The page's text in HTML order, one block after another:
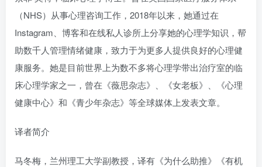
（NHS）从事心理咨询工作，2018年以来，她通过在
Instagram、博客和在线私人诊所上分享她的心理学知识，帮
助数千人管理情绪健康，致力于为更多人提供良好的心理健
康服务。她是目前世界上为数不多将心理学带出治疗室的临
床心理学家之一，曾在《薇思杂志》、《女老板》、《心理
健康中心》和《青少年杂志》等全球媒体上发表文章。
译者简介
马冬梅，兰州理工大学副教授，译有《为什么助推》《有机